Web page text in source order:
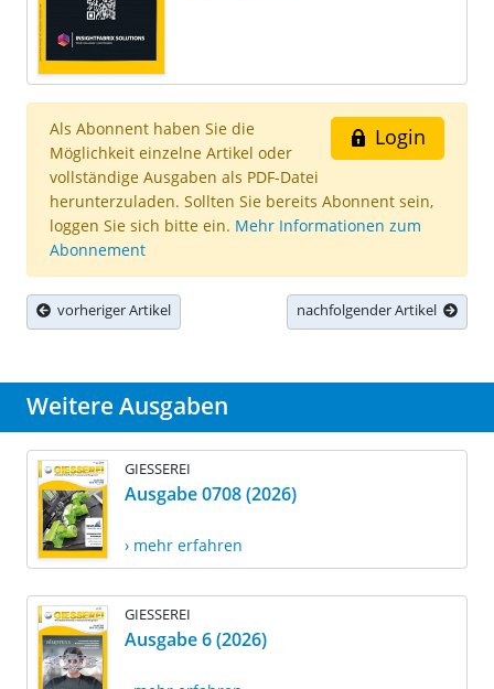
Login
Als Abonnent haben Sie die
Möglichkeit einzelne Artikel oder
vollständige Ausgaben als PDF-Datei
herunterzuladen. Sollten Sie bereits Abonnent sein,
loggen Sie sich bitte ein. Mehr Informationen zum
Abonnement
vorheriger Artikel nachfolgender Artikel
Weitere Ausgaben
GIESSEREI
Ausgabe 0708 (2026)
› mehr erfahren
GIESSEREI
Ausgabe 6 (2026)